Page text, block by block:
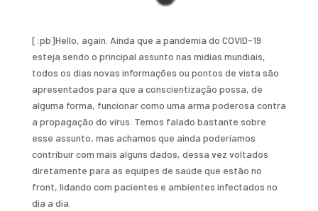
[:pb]Hello, again. Ainda que a pandemia do COVID-19
esteja sendo o principal assunto nas mídias mundiais,
todos os dias novas informações ou pontos de vista são
apresentados para que a conscientização possa, de
alguma forma, funcionar como uma arma poderosa contra
a propagação do vírus. Temos falado bastante sobre
esse assunto, mas achamos que ainda poderíamos
contribuir com mais alguns dados, dessa vez voltados
diretamente para as equipes de saúde que estão no
front, lidando com pacientes e ambientes infectados no
dia a dia.